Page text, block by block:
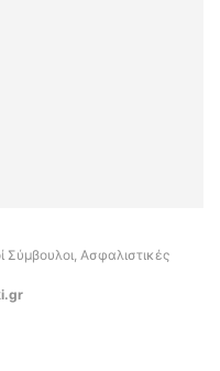
Σύμβουλοι, Ασφαλιστικές